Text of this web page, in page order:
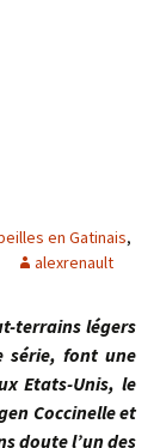
en Gatinais,
alexrenault
légers
série, font une
Etats-Unis, le
Coccinelle et
doute l’un des